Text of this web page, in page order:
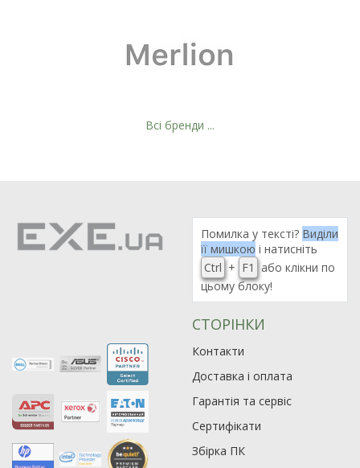
Рейтинг EXE.ua:
90
19
63
Всі бренди ...
Помилка у тексті? Виділи
її мишкою і натисніть
Ctrl + F1
або клікни по
цьому блоку!
СТОРІНКИ
Контакти
Доставка і оплата
Гарантія та сервіс
Сертифікати
Збірка ПК